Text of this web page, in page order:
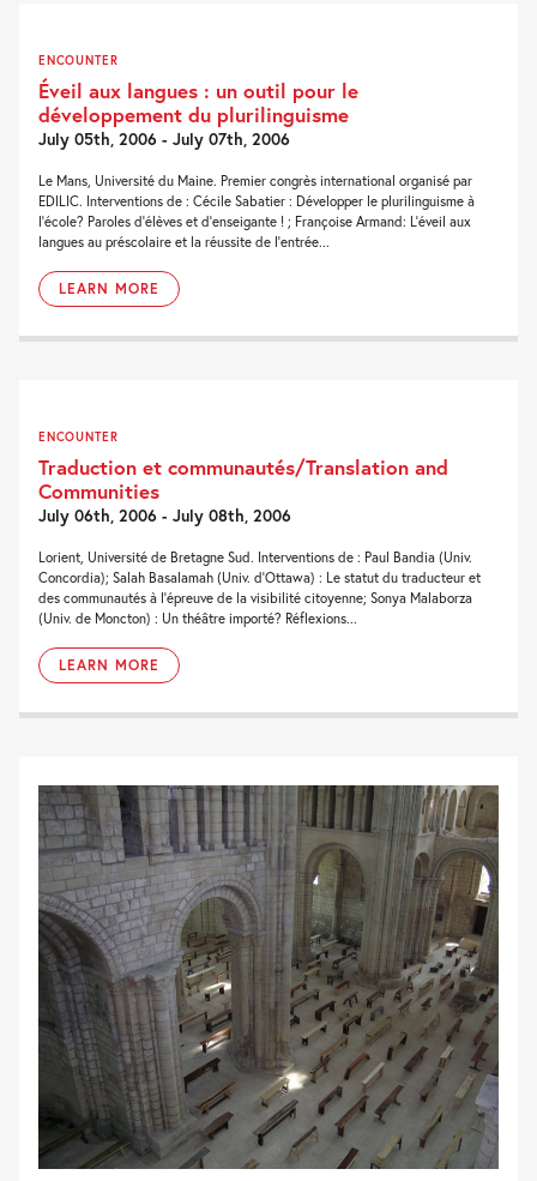
ENCOUNTER
Éveil aux langues : un outil pour le
développement du plurilinguisme
July 05th, 2006 - July 07th, 2006
Le Mans, Université du Maine. Premier congrès international organisé par
EDILIC. Interventions de : Cécile Sabatier : Développer le plurilinguisme à
l’école? Paroles d’élèves et d’enseigante ! ; Françoise Armand: L’éveil aux
langues au préscolaire et la réussite de l’entrée...
LEARN MORE
ENCOUNTER
Traduction et communautés/Translation and
Communities
July 06th, 2006 - July 08th, 2006
Lorient, Université de Bretagne Sud. Interventions de : Paul Bandia (Univ.
Concordia); Salah Basalamah (Univ. d’Ottawa) : Le statut du traducteur et
des communautés à l’épreuve de la visibilité citoyenne; Sonya Malaborza
(Univ. de Moncton) : Un théâtre importé? Réflexions...
LEARN MORE